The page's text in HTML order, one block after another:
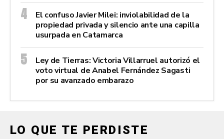
El confuso Javier Milei: inviolabilidad de la
propiedad privada y silencio ante una capilla
usurpada en Catamarca
Ley de Tierras: Victoria Villarruel autorizó el
voto virtual de Anabel Fernández Sagasti
por su avanzado embarazo
LO QUE TE PERDISTE